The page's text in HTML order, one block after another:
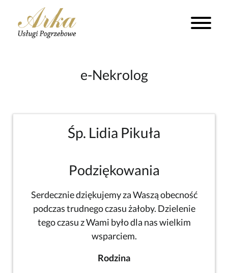
e-Nekrolog
Śp. Lidia Pikuła
Podziękowania
Serdecznie dziękujemy za Waszą obecność
podczas trudnego czasu żałoby. Dzielenie
tego czasu z Wami było dla nas wielkim
wsparciem.
Rodzina